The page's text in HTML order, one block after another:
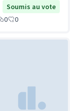
Soumis au vote
0 0